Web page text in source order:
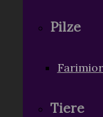
Pilze
Farimior
Tiere